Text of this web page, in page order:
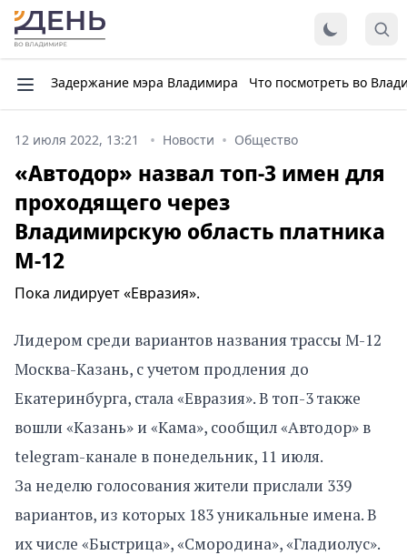
Задержание мэра Владимира Что посмотреть во
12 июля 2022, 13:21 Новости Общество
«Автодор» назвал топ-3 имен для
проходящего через
Владимирскую область платника
М-12
Пока лидирует «Евразия».
Лидером среди вариантов названия трассы М-12
Москва-Казань, с учетом продления до
Екатеринбурга, стала «Евразия». В топ-3 также
вошли «Казань» и «Кама», сообщил «Автодор» в
telegram-канале в понедельник, 11 июля.
За неделю голосования жители прислали 339
вариантов, из которых 183 уникальные имена. В
их числе «Быстрица», «Смородина», «Гладиолус».